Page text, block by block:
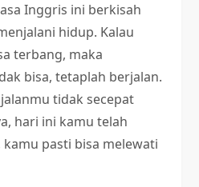
Inggris ini berkisah
hidup. Kalau
terbang, maka
bisa, tetaplah berjalan.
tidak secepat
hari ini kamu telah
pasti bisa melewati